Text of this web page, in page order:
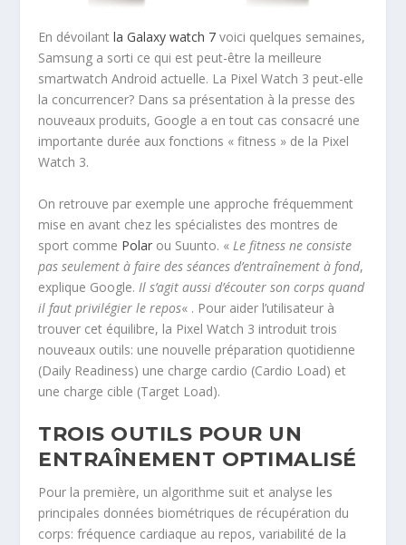
En dévoilantla Galaxy watch 7 voici quelques semaines,
Samsung a sorti ce qui est peut-être la meilleure
smartwatch Android actuelle. La Pixel Watch 3 peut-elle
la concurrencer? Dans sa présentation à la presse des
nouveaux produits, Google a en tout cas consacré une
importante durée aux fonctions « fitness » de la Pixel
Watch 3.
On retrouve par exemple une approche fréquemment
mise en avant chez les spécialistes des montres de
sport comme Polar ou Suunto. «Le fitness ne consiste
pas seulement à faire des séances d’entraînement à fond,
explique Google.Il s’agit aussi d’écouter son corps quand
il faut privilégier le repos« . Pour aider l’utilisateur à
trouver cet équilibre, la Pixel Watch 3 introduit trois
nouveaux outils: une nouvelle préparation quotidienne
(Daily Readiness) une charge cardio (Cardio Load) et
une charge cible (Target Load).
TROIS OUTILS POUR UN
ENTRAÎNEMENT OPTIMALISÉ
Pour la première, un algorithme suit et analyse les
principales données biométriques de récupération du
corps: fréquence cardiaque au repos, variabilité de la